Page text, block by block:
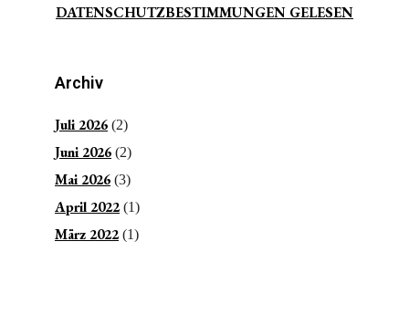
DATENSCHUTZBESTIMMUNGEN GELESEN
Archiv
Juli 2026 (2)
Juni 2026 (2)
Mai 2026 (3)
April 2022(1)
März 2022(1)